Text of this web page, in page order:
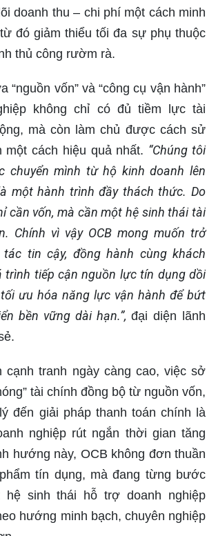
doanh thu – chi phí một cách minh
đó giảm thiểu tối đa sự phụ thuộc
thủ công rườm rà.
“nguồn vốn” và “công cụ vận hành”
không chỉ có đủ tiềm lực tài
mà còn làm chủ được cách sử
một cách hiệu quả nhất. “Chúng tôi
chuyển mình từ hộ kinh doanh lên
một hành trình đầy thách thức. Do
cần vốn, mà cần một hệ sinh thái tài
Chính vì vậy OCB mong muốn trở
tác tin cậy, đồng hành cùngkhách
trình tiếp cận nguồn lực tín dụng dồi
ưu hóa năng lực vận hành để bứt
bền vững dài hạn.”, đại diện lãnh
cạnh tranh ngày càng cao, việc sở
tài chính đồng bộ từ nguồn vốn,
đến giải pháp thanh toán chính là
nghiệp rút ngắn thời gian tăng
hướng này, OCB không đơn thuần
tín dụng, mà đang từng bước
hệ sinh thái hỗ trợ doanh nghiệp
hướng minh bạch, chuyên nghiệp